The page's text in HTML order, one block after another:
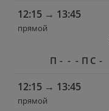
12:15 → 13:45
прямой
П - - - П С -
12:15 → 13:45
прямой